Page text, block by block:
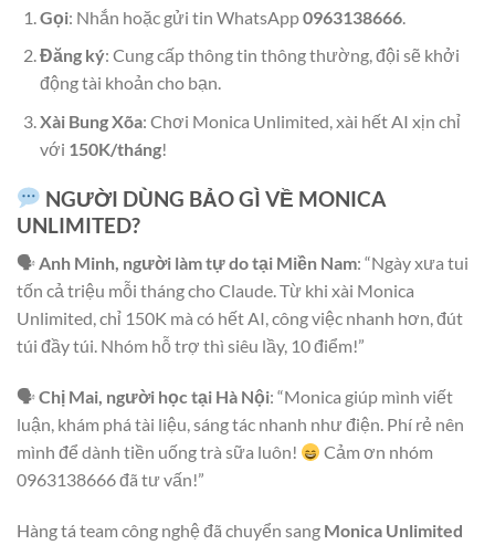
Gọi: Nhắn hoặc gửi tin WhatsApp0963138666.
Đăng ký: Cung cấp thông tin thông thường, đội sẽ khởi
động tài khoản cho bạn.
Xài Bung Xõa: Chơi Monica Unlimited, xài hết AI xịn chỉ
với 150K/tháng!
NGƯỜI DÙNG BẢO GÌ VỀ MONICA
UNLIMITED?
🗣Anh Minh, người làm tự do tại Miền Nam: “Ngày xưa tui
tốn cả triệu mỗi tháng cho Claude. Từ khi xài Monica
Unlimited, chỉ 150K mà có hết AI, công việc nhanh hơn, đút
túi đầy túi. Nhóm hỗ trợ thì siêu lầy, 10 điểm!”
🗣Chị Mai, người học tại Hà Nội: “Monica giúp mình viết
luận, khám phá tài liệu, sáng tác nhanh như điện. Phí rẻ nên
mình để dành tiền uống trà sữa luôn!
Cảm ơn nhóm
0963138666 đã tư vấn!”
Hàng tá team công nghệ đã chuyển sang Monica Unlimited